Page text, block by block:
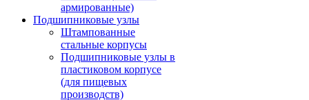
армированные)
Подшипниковые узлы
Штампованные
стальные корпусы
Подшипниковые узлы в
пластиковом корпусе
(для пищевых
производств)